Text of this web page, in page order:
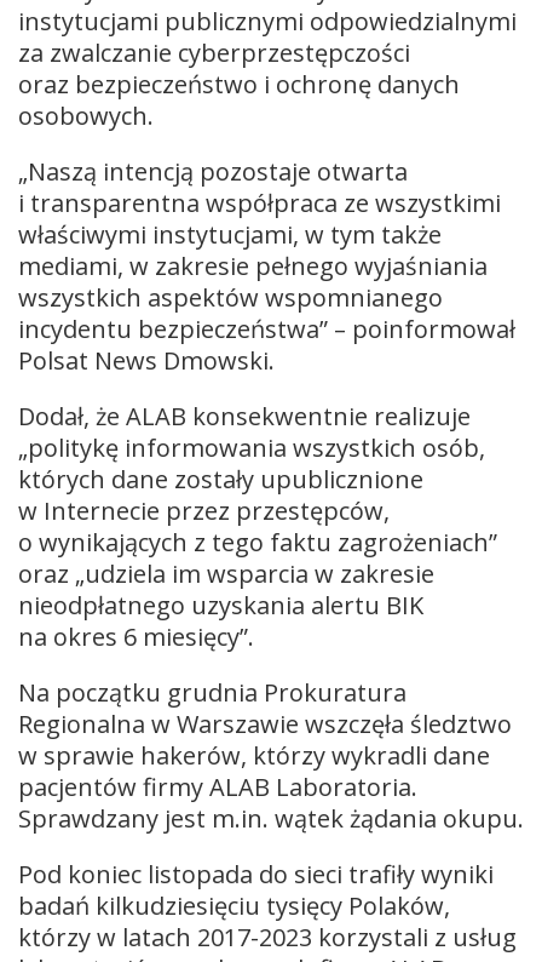
instytucjami publicznymi odpowiedzialnymi
za zwalczanie cyberprzestępczości
oraz bezpieczeństwo i ochronę danych
osobowych.
„Naszą intencją pozostaje otwarta
i transparentna współpraca ze wszystkimi
właściwymi instytucjami, w tym także
mediami, w zakresie pełnego wyjaśniania
wszystkich aspektów wspomnianego
incydentu bezpieczeństwa” – poinformował
Polsat News Dmowski.
Dodał, że ALAB konsekwentnie realizuje
„politykę informowania wszystkich osób,
których dane zostały upublicznione
w Internecie przez przestępców,
o wynikających z tego faktu zagrożeniach”
oraz „udziela im wsparcia w zakresie
nieodpłatnego uzyskania alertu BIK
na okres 6 miesięcy”.
Na początku grudnia Prokuratura
Regionalna w Warszawie wszczęła śledztwo
w sprawie hakerów, którzy wykradli dane
pacjentów firmy ALAB Laboratoria.
Sprawdzany jest m.in. wątek żądania okupu.
Pod koniec listopada do sieci trafiły wyniki
badań kilkudziesięciu tysięcy Polaków,
którzy w latach 2017-2023 korzystali z usług